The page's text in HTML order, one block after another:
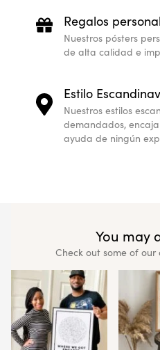
Regalos
Nuestros pósters
de alta calidad e
Estilo
Nuestros estilos
demandados,
ayuda de ningún
You may
Check out some of